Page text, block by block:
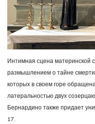
Интимная сцена материнской
размышлением о тайне
которых в своем горе
латеральностью двух
Бернардино также придает
17.